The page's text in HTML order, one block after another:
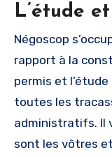
L’étude
Négoscop
rapport à la
permis et
toutes les
administratifs. Il
sont les vôtres